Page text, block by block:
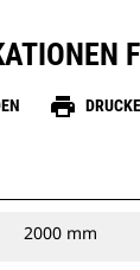
print
2000 mm